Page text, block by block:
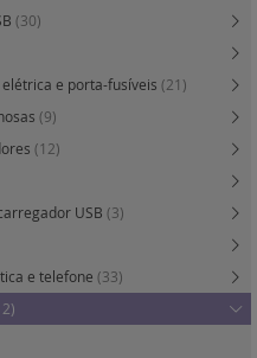
(30)
e porta-fusíveis (21)
(9)
(12)
USB (3)
e telefone (33)